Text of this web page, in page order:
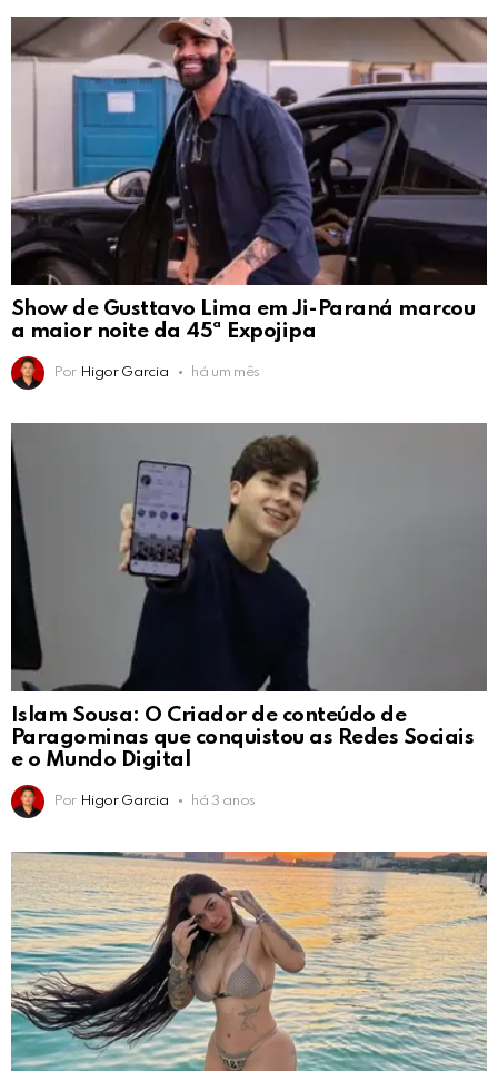
Show de Gusttavo Lima em Ji-Paraná marcou
a maior noite da 45ª Expojipa
Por Higor Garcia há um mês
Islam Sousa: O Criador de conteúdo de
Paragominas que conquistou as Redes Sociais
e o Mundo Digital
Por Higor Garcia há 3 anos